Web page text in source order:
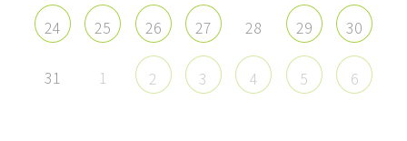
24 25 26 27 28 29 30
31 1 2 3 4 5 6